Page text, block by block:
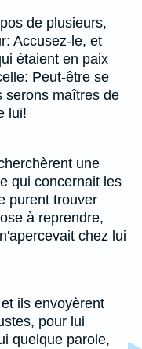
de plusieurs,
Accusez-le, et
étaient en paix
Peut-être se
serons maîtres de
lui!
une
qui concernait les
purent trouver
à reprendre,
chez lui
ils envoyèrent
pour lui
quelque parole,